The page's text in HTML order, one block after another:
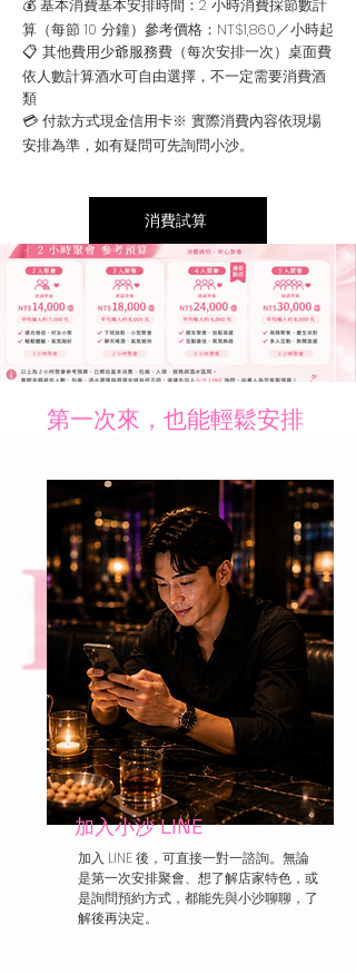
💰 基本消費基本安排時間：2 小時消費採節數計
算（每節 10 分鐘）參考價格：NT$1,860／小時起
📋 其他費用少爺服務費（每次安排一次）桌面費
依人數計算酒水可自由選擇，不一定需要消費酒
類
💳 付款方式現金信用卡※ 實際消費內容依現場
安排為準，如有疑問可先詢問小沙。
消費試算
第一次來，也能輕鬆安排
加入小沙 LINE
加入 LINE 後，可直接一對一諮詢。無論
是第一次安排聚會、想了解店家特色，或
是詢問預約方式，都能先與小沙聊聊，了
解後再決定。